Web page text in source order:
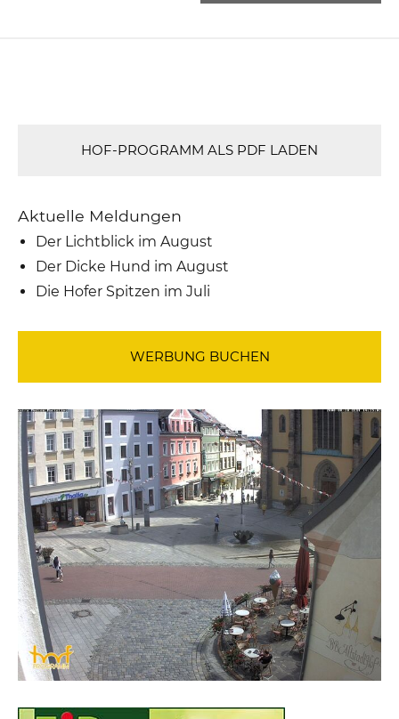
HOF-PROGRAMM ALS PDF LADEN
Aktuelle Meldungen
Der Lichtblick im August
Der Dicke Hund im August
Die Hofer Spitzen im Juli
WERBUNG BUCHEN